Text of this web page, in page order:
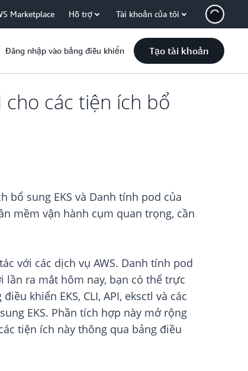
Marketplace Hỗ trợ Tài khoản của tôi
Đăng nhập vào bảng điều khiển Tạo tài khoản
cho các tiện ích bổ
bổ sung EKS và Danh tính pod của
mềm vận hành cụm quan trọng, cần
với các dịch vụ AWS. Danh tính pod
lần ra mắt hôm nay, bạn có thể trực
khiển EKS, CLI, API, eksctl và các
EKS. Phần tích hợp này mở rộng
tiện ích này thông qua bảng điều